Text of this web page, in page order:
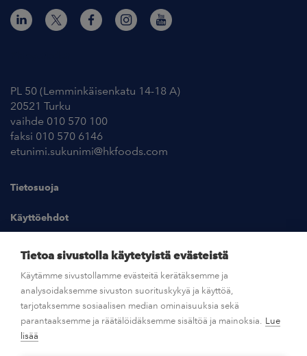
PL 50 (Lemminkäisenkatu 14-18 A)
20521 Turku
vaihde 010 570 100
faksi 010 570 6146
etunimi.sukunimi@hkfoods.com
Tietosuoja
Käyttöehdot
Kuvapankki
UUTISHUONE
Tietoa sivustolla käytetyistä evästeistä
Käytämme sivustollamme evästeitä kerätäksemme ja
analysoidaksemme sivuston suorituskykyä ja käyttöä,
tarjotaksemme sosiaalisen median ominaisuuksia sekä
parantaaksemme ja räätälöidäksemme sisältöä ja mainoksia. Lue
lisää